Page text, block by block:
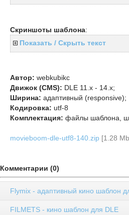
Скриншоты шаблона:
Показать / Скрыть текст
Автор: webkubikc
Движок (CMS): DLE 11.x - 14.x;
Ширина: адаптивный (responsive);
Кодировка: utf-8
Комплектация: файлы шаблона,
movieboom-dle-utf8-140.zip [1.28
Комментарии (0)
Flymix - адаптивный кино шаблон
FILMETS - кино шаблон для DLE